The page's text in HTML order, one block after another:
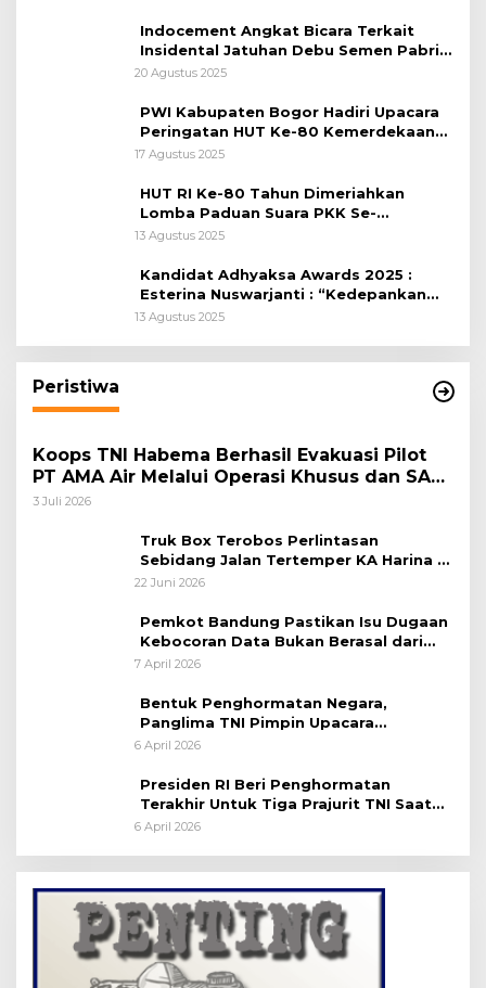
Indocement Angkat Bicara Terkait
Insidental Jatuhan Debu Semen Pabrik
Citeureup
20 Agustus 2025
PWI Kabupaten Bogor Hadiri Upacara
Peringatan HUT Ke-80 Kemerdekaan
RI, di Lapangan Tegar Beriman
17 Agustus 2025
HUT RI Ke-80 Tahun Dimeriahkan
Lomba Paduan Suara PKK Se-
Kabupaten Bogor
13 Agustus 2025
Kandidat Adhyaksa Awards 2025 :
Esterina Nuswarjanti : “Kedepankan
Keadilan Restoratif Wujudkan
13 Agustus 2025
Peristiwa
Koops TNI Habema Berhasil Evakuasi Pilot
PT AMA Air Melalui Operasi Khusus dan SAR
Taktis
3 Juli 2026
Truk Box Terobos Perlintasan
Sebidang Jalan Tertemper KA Harina di
Jalan Stasiun Poncol-Jrakah Semarang
22 Juni 2026
Pemkot Bandung Pastikan Isu Dugaan
Kebocoran Data Bukan Berasal dari
Server Disdukcapil
7 April 2026
Bentuk Penghormatan Negara,
Panglima TNI Pimpin Upacara
Pemakaman Militer
6 April 2026
Presiden RI Beri Penghormatan
Terakhir Untuk Tiga Prajurit TNI Saat
Persemayaman di Bandara Soekarno-
6 April 2026